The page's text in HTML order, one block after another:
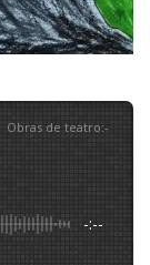
Obras de teatro:-
-:--